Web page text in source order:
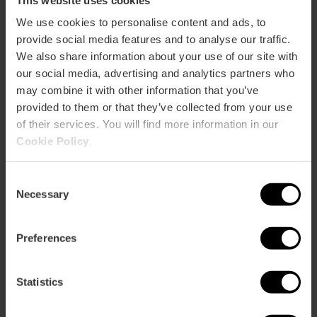
We use cookies to personalise content and ads, to
provide social media features and to analyse our traffic.
We also share information about your use of our site with
our social media, advertising and analytics partners who
may combine it with other information that you’ve
provided to them or that they’ve collected from your use
of their services. You will find more information in our
Cookie Policy
Selection
Necessary
Preferences
Statistics
in
Valencia
Valencia in einer
einzigartigen Ausstellung im…
den
Heilige
Gral
von
in
einer
einzigartigen
Ausstellung
im…
Die Ausstellung von Anselm
Kiefer kommt nach Valencia
Die
Ausstellung
von
Anselm
Kiefer
kommt
nach
Miniaturformat“ in Valencia
„Rom
Miniaturformat“
Führung durch das Ciutat de
Führung
durch
Ciutat
de